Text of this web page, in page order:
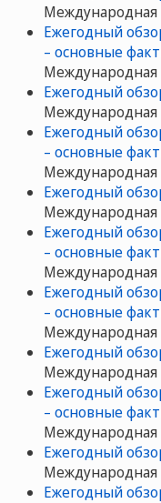
Международная
Ежегодный
– основные
Международная
Ежегодный
Международная
Ежегодный
– основные
Международная
Ежегодный
Международная
Ежегодный
– основные
Международная
Ежегодный
– основные
Международная
Ежегодный
Международная
Ежегодный
– основные
Международная
Ежегодный
Международная
Ежегодный